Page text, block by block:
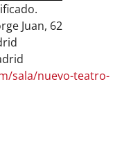
Juan, 62
sala/nuevo-teatro-